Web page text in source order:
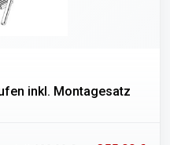
inkl. Montagesatz